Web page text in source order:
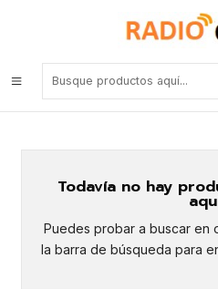
Linterna para uso Agrícola o
Linterna para uso
Todavía no hay
Puedes probar a buscar en
la barra de búsqueda para